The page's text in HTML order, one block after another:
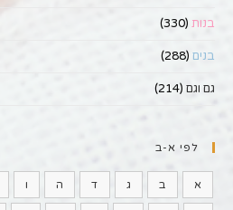
בנות (330)
בנים (288)
גם וגם (214)
לפי א-ב
א ב ג ד ה ו